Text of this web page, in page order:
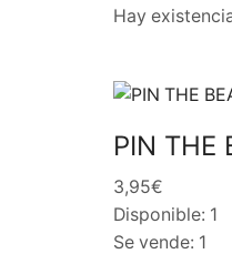
Hay
PIN THE
3,95€
Disponible: 1
Se vende: 1